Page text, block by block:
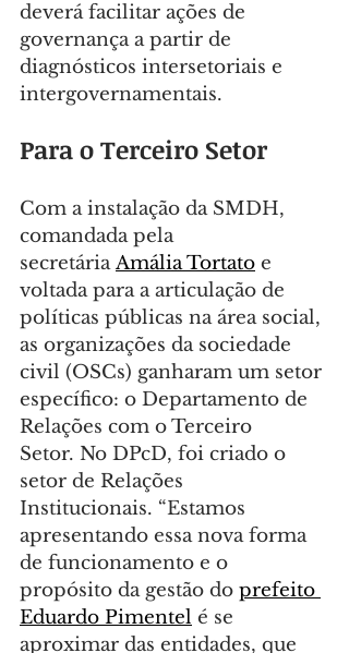
deverá facilitar ações de
governança a partir de
diagnósticos intersetoriais e
intergovernamentais.
Para o Terceiro Setor
Com a instalação da SMDH,
comandada pela
secretária Amália Tortato e
voltada para a articulação de
políticas públicas na área social,
as organizações da sociedade
civil (OSCs) ganharam um setor
específico: o Departamento de
Relações com o Terceiro
Setor. No DPcD, foi criado o
setor de Relações
Institucionais. “Estamos
apresentando essa nova forma
de funcionamento e o
propósito da gestão do prefeito
Eduardo Pimentel é se
aproximar das entidades, que